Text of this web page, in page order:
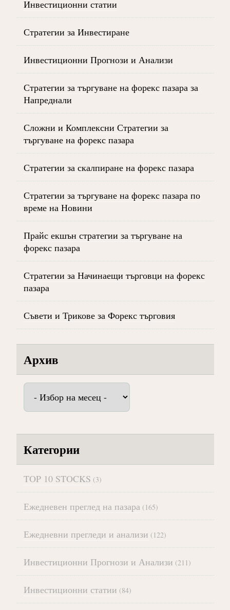
Инвестиционни статии
Стратегии за Инвестиране
Инвестиционни Прогнози и Анализи
Стратегии за търгуване на форекс пазара за
Напреднали
Сложни и Комплексни Стратегии за
търгуване на форекс пазара
Стратегии за скалпиране на форекс пазара
Стратегии за търгуване на форекс пазара по
време на Новини
Прайс екшън стратегии за търгуване на
форекс пазара
Стратегии за Начинаещи търговци на форекс
пазара
Съвети и Трикове за Форекс търговия
Архив
Архив
Категории
TOP 10 STOCKS (3)
Ежедневен преглед на пазара (165)
Ежедневни прегледи и анализи (122)
Инвестиционни Прогнози и Анализи (211)
Инвестиционни статии (84)